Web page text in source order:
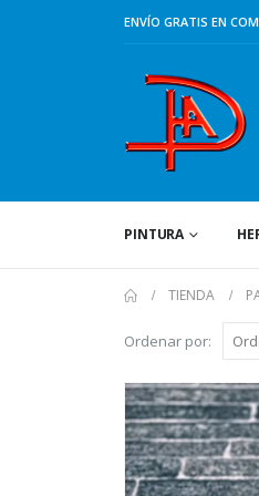
ENVÍO GRATIS EN
PINTURA
TIENDA
Ordenar por: